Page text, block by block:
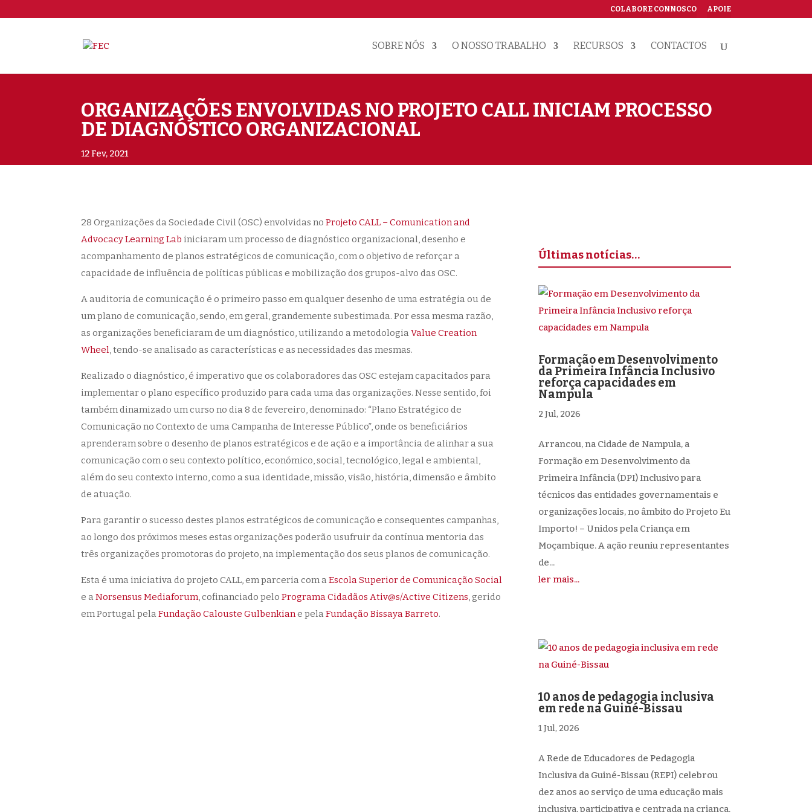
COLABORE CONNOSCO APOIE
SOBRE NÓS O NOSSO TRABALHO RECURSOS CONTACTOS
ORGANIZAÇÕES ENVOLVIDAS NO PROJETO CALL INICIAM PROCESSO
DE DIAGNÓSTICO ORGANIZACIONAL
12 Fev, 2021
28 Organizações da Sociedade Civil (OSC) envolvidas noProjeto CALL – Comunication and
Advocacy Learning Lab iniciaram um processo de diagnóstico organizacional, desenho e
acompanhamento de planos estratégicos de comunicação, com o objetivo de reforçar a
capacidade de influência de políticas públicas e mobilização dos grupos-alvo das OSC.
A auditoria de comunicação é o primeiro passo em qualquer desenho de uma estratégia ou de
um plano de comunicação, sendo, em geral, grandemente subestimada. Por essa mesma razão,
as organizações beneficiaram de um diagnóstico, utilizando a metodologiaValue Creation
Wheel, tendo-se analisado as características e as necessidades das mesmas.
Realizado o diagnóstico, é imperativo que os colaboradores das OSC estejam capacitados para
implementar o plano específico produzido para cada uma das organizações. Nesse sentido, foi
também dinamizado um curso no dia 8 de fevereiro, denominado: “Plano Estratégico de
Comunicação no Contexto de uma Campanha de Interesse Público”, onde os beneficiários
aprenderam sobre o desenho de planos estratégicos e de ação e a importância de alinhar a sua
comunicação com o seu contexto político, económico, social, tecnológico, legal e ambiental,
além do seu contexto interno, como a sua identidade, missão, visão, história, dimensão e âmbito
de atuação.
Para garantir o sucesso destes planos estratégicos de comunicação e consequentes campanhas,
ao longo dos próximos meses estas organizações poderão usufruir da contínua mentoria das
três organizações promotoras do projeto, na implementação dos seus planos de comunicação.
Esta é uma iniciativa do projeto CALL, em parceria com aEscola Superior de Comunicação Social
e aNorsensus Mediaforum, cofinanciado peloPrograma Cidadãos Ativ@s/Active Citizens, gerido
em Portugal pelaFundação Calouste Gulbenkiane pelaFundação Bissaya Barreto.
Últimas notícias…
Formação em Desenvolvimento
da Primeira Infância Inclusivo
reforça capacidades em
Nampula
2 Jul, 2026
Arrancou, na Cidade de Nampula, a
Formação em Desenvolvimento da
Primeira Infância (DPI) Inclusivo para
técnicos das entidades governamentais e
organizações locais, no âmbito do Projeto Eu
Importo! – Unidos pela Criança em
Moçambique. A ação reuniu representantes
de...
ler mais...
10 anos de pedagogia inclusiva
em rede na Guiné-Bissau
1 Jul, 2026
A Rede de Educadores de Pedagogia
Inclusiva da Guiné-Bissau (REPI) celebrou
dez anos ao serviço de uma educação mais
inclusiva, participativa e centrada na criança.